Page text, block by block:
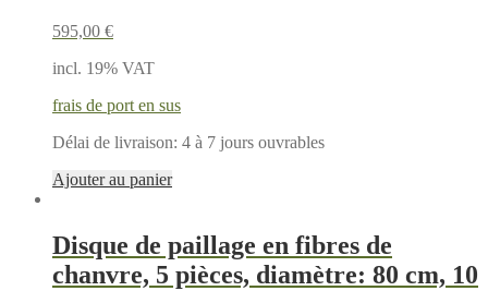
595,00 €
incl. 19% VAT
frais de port en sus
Délai de livraison: 4 à 7 jours ouvrables
Ajouter au panier
Disque de paillage en fibres de
chanvre, 5 pièces, diamètre: 80 cm, 10